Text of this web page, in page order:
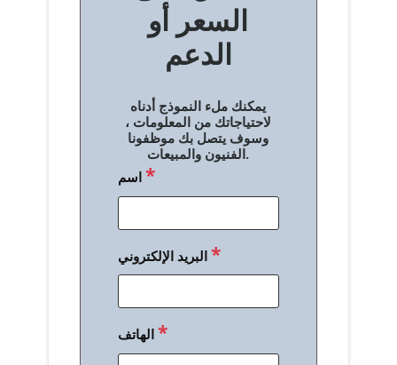
السعر أو
الدعم
يمكنك ملء النموذج أدناه
لاحتياجاتك من المعلومات ،
وسوف يتصل بك موظفونا
الفنيون والمبيعات.
اسم*
البريد الإلكتروني*
الهاتف*